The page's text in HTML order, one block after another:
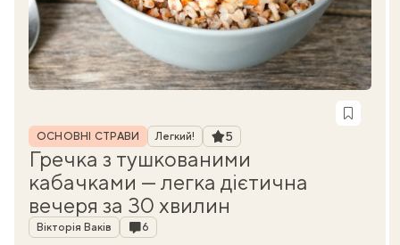
Рубрика
ОСНОВНІ СТРАВИ Легкий! Рейтинг
5
Гречка з тушкованими
кабачками — легка дієтична
вечеря за 30 хвилин
Автор
Вікторія Ваків Коментарі
6